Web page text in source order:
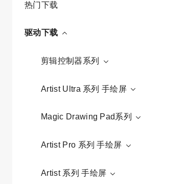
热门下载
驱动下载
剪辑控制器系列
Artist Ultra 系列 手绘屏
Magic Drawing Pad系列
Artist Pro 系列 手绘屏
Artist 系列 手绘屏